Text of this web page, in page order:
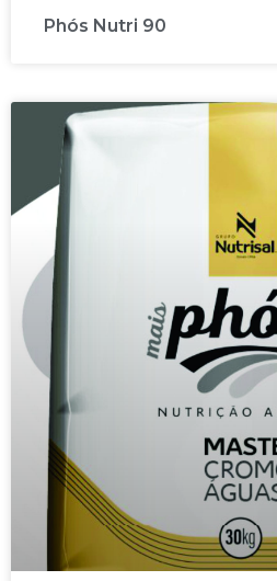
Phós Nutri 90